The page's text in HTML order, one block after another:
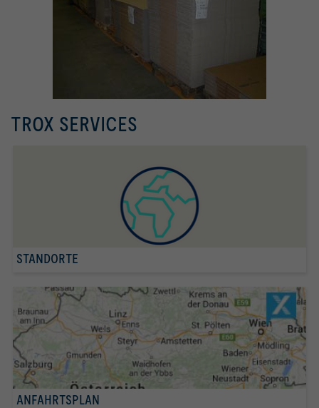
TROX SERVICES
STANDORTE
ANFAHRTSPLAN